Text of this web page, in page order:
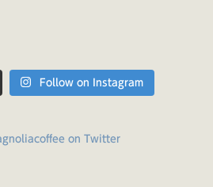
Follow on Instagram
on Twitter